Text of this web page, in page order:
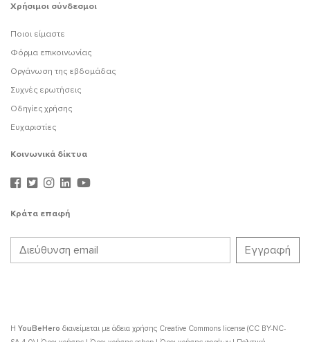
Χρήσιμοι σύνδεσμοι
Ποιοι είμαστε
Φόρμα επικοινωνίας
Οργάνωση της εβδομάδας
Συχνές ερωτήσεις
Οδηγίες χρήσης
Ευχαριστίες
Κοινωνικά δίκτυα
Κράτα επαφή
Η YouBeHero διανείμεται με άδεια χρήσης Creative Commons license (CC BY-NC-